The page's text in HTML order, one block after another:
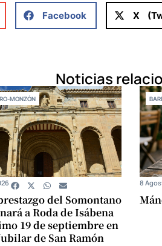
Facebook X
Noticias
MONZÓN
del Somontano
a Roda de Isábena
19 de septiembre en
de San Ramón
8